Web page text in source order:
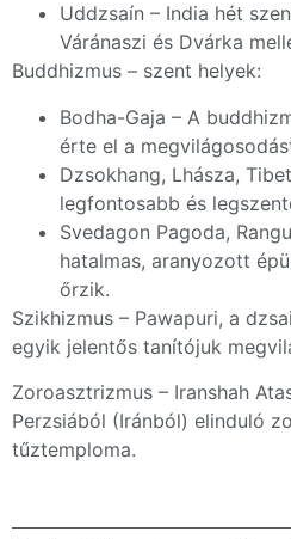
Uddzsaín – India hét
Váránaszi és Dvárka
Buddhizmus – szent helyek:
Bodha-Gaja – A
érte el a
Dzsokhang, Lhásza,
legfontosabb és
Svedagon Pagoda,
hatalmas, aranyozott
őrzik.
Szikhizmus – Pawapuri, a
egyik jelentős tanítójuk
Zoroasztrizmus – Iranshah
Perzsiából (Iránból) elinduló
tűztemploma.